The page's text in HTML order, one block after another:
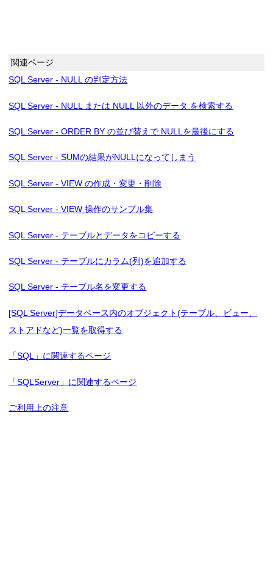
関連ページ
SQL Server - NULL の判定方法
SQL Server - NULL または NULL 以外のデータ を検索する
SQL Server - ORDER BY の並び替えで NULLを最後にする
SQL Server - SUMの結果がNULLになってしまう
SQL Server - VIEW の作成・変更・削除
SQL Server - VIEW 操作のサンプル集
SQL Server - テーブルとデータをコピーする
SQL Server - テーブルにカラム(列)を追加する
SQL Server - テーブル名を変更する
[SQL Server]データベース内のオブジェクト(テーブル、ビュー、
ストアドなど)一覧を取得する
「SQL」に関連するページ
「SQLServer」に関連するページ
ご利用上の注意